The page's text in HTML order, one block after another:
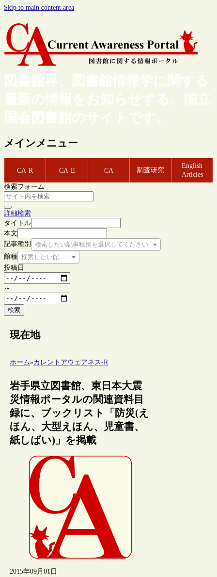
Skip to main content area
図書館界、図書館情報学に関する
最新の情報をお知らせする、国立
国会図書館のサイトです。
メインメニュー
CA-R CA-E CA 調査研究
English
Articles
検索フォーム
詳細検索
タイトル
本文
記事種別
検索したい記事種別を選択してください
館種 検索したい館種を選択してください
投稿日
～
検索
現在地
ホーム»カレントアウェアネス-R
岩手県立図書館、東日本大震
災情報ポータルの関連資料目
録に、ブックリスト「防災(え
ほん、大型えほん、児童書、
紙しばい)」を掲載
2015年09月01日